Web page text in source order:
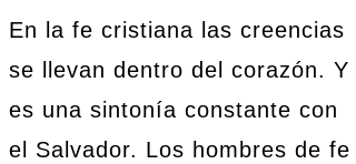
En la fe cristiana las creencias
se llevan dentro del corazón. Y
es una sintonía constante con
el Salvador. Los hombres de fe